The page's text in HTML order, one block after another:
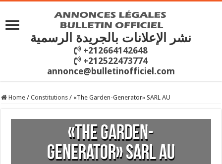
نشر الإعلانات بالجريدة الرسمية
+212664142648
+212522473774
annonce@bulletinofficiel.com
Home / Constitutions / «The Garden-Generator» SARL AU
«The Garden-
Generator» SARL AU